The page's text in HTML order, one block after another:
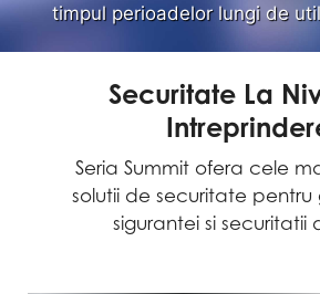
timpul perioadelor lungi de
Securitate La
Seria Summit ofera cele
solutii de securitate
sigurantei si securitatii